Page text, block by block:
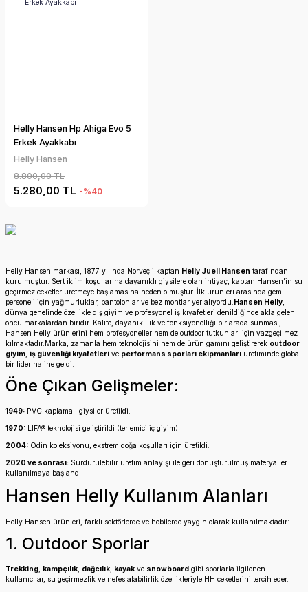
Helly Hansen Hp Ahiga Evo 5
Erkek Ayakkabı
Helly Hansen
8.800,00 TL
5.280,00 TL -%40
Helly Hansen markası, 1877 yılında Norveçli kaptan Helly Juell Hansen tarafından
kurulmuştur. Sert iklim koşullarına dayanıklı giysilere olan ihtiyaç, kaptan Hansen’in su
geçirmez ceketler üretmeye başlamasına neden olmuştur. İlk ürünleri arasında gemi
personeli için yağmurluklar, pantolonlar ve bez montlar yer alıyordu. Hansen Helly
dünya genelinde özellikle dış giyim ve profesyonel iş kıyafetleri denildiğinde akla gelen
öncü markalardan biridir. Kalite, dayanıklılık ve fonksiyonelliği bir arada sunması,
Hansen Helly ürünlerini hem profesyoneller hem de outdoor tutkunları için vazgeçilmez
kılmaktadır.Marka, zamanla hem teknolojisini hem de ürün gamını geliştirerek outdoor
giyim iş güvenliği kıyafetleri ve performans sporları ekipmanları üretiminde global
bir lider haline geldi.
Öne Çıkan Gelişmeler:
1949: PVC kaplamalı giysiler üretildi.
1970: LIFA® teknolojisi geliştirildi (ter emici iç giyim).
2004: Odin koleksiyonu, ekstrem doğa koşulları için üretildi.
2020 ve sonrası: Sürdürülebilir üretim anlayışı ile geri dönüştürülmüş materyaller
kullanılmaya başlandı.
Hansen Helly Kullanım Alanları
Helly Hansen ürünleri, farklı sektörlerde ve hobilerde yaygın olarak kullanılmaktadır:
1. Outdoor Sporlar
Trekking kampçılık dağcılık kayak ve snowboard gibi sporlarla ilgilenen
kullanıcılar, su geçirmezlik ve nefes alabilirlik özellikleriyle HH ceketlerini tercih eder.